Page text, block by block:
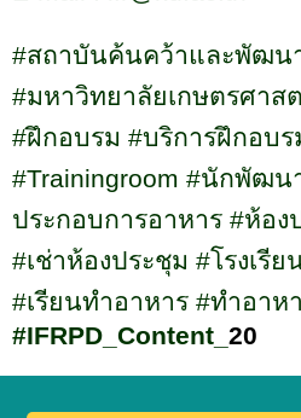
#สถาบันค้นคว้าและพัฒ
#มหาวิทยาลัยเกษตรศาส
#ฝึกอบรม #บริการฝึกอบร
#Trainingroom #นักพัฒน
ประกอบการอาหาร #ห้อง
#เช่าห้องประชุม #โรงเรี
#เรียนทำอาหาร #ทำอาห
#IFRPD_Content_ 20